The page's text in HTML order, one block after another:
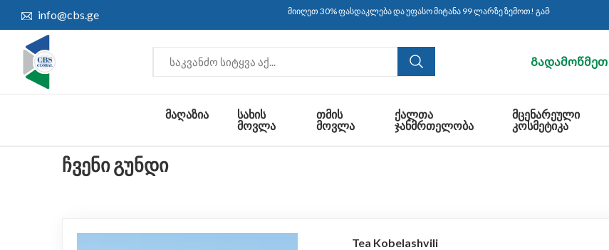
info@cbs.ge მიიღეთ 30% ფასდაკლება და უფასო მიტანა 99 ლარზე ზემოთ! გამოიყენეთ კოდი:
Გადამოწმეთ
ᲛᲐᲦᲐᲖᲘᲐ
ᲡᲐᲮᲘᲡ
ᲛᲝᲕᲚᲐ
ᲗᲛᲘᲡ
ᲛᲝᲕᲚᲐ
ᲥᲐᲚᲗᲐ
ᲯᲐᲜᲛᲠᲗᲔᲚᲝᲑᲐ
ᲛᲪᲔᲜᲐᲠᲔᲣᲚᲘ
ᲙᲝᲡᲛᲔᲢᲘᲙᲐ
ᲩᲕᲔᲜᲘ ᲒᲣᲜᲓᲘ
Tea Kobelashvili